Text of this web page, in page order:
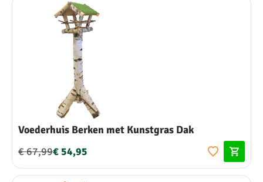
Voederhuis Berken met Kunstgras Dak
€ 67,99€ 54,95